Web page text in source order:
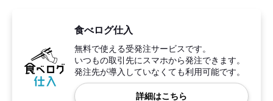
食べログ仕入
無料で使える受発注サービスです。
いつもの取引先にスマホから発注できます。
発注先が導入していなくても利用可能です。
詳細はこちら